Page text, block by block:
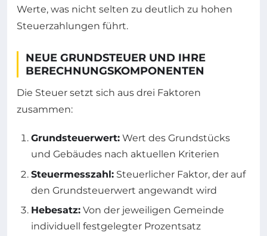
Werte, was nicht selten zu deutlich zu hohen
Steuerzahlungen führt.
NEUE GRUNDSTEUER UND IHRE
BERECHNUNGSKOMPONENTEN
Die Steuer setzt sich aus drei Faktoren
zusammen:
Grundsteuerwert: Wert des Grundstücks
und Gebäudes nach aktuellen Kriterien
Steuermesszahl: Steuerlicher Faktor, der auf
den Grundsteuerwert angewandt wird
Hebesatz: Von der jeweiligen Gemeinde
individuell festgelegter Prozentsatz